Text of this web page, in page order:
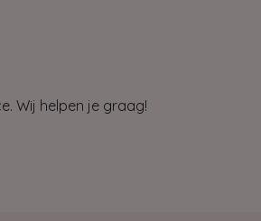
Wij helpen je graag!